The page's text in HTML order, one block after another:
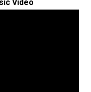
Video